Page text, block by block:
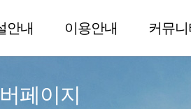
안내 이용안내 커뮤니
페이지